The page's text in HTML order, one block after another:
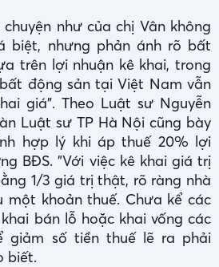
như của chị Vân không
biệt, nhưng phản ánh rõ bất
trên lợi nhuận kê khai, trong
động sản tại Việt Nam vẫn
giá”. Theo Luật sư Nguyễn
Luật sư TP Hà Nội cũng bày
hợp lý khi áp thuế 20% lợi
BĐS. "Với việc kê khai giá trị
1/3 giá trị thật, rõ ràng nhà
khoản thuế. Chưa kể các
bán lỗ hoặc khai vống các
giảm số tiền thuế lẽ ra phải
biết.